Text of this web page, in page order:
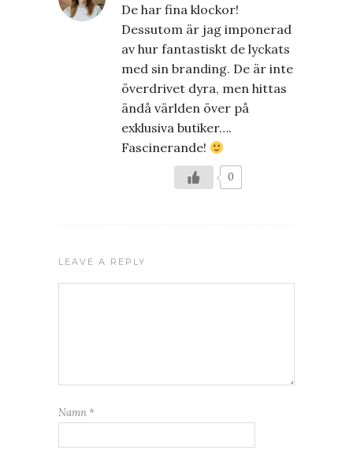
De har fina klockor!
Dessutom är jag imponerad
av hur fantastiskt de lyckats
med sin branding. De är inte
överdrivet dyra, men hittas
ändå världen över på
exklusiva butiker….
Fascinerande!
0
LEAVE A REPLY
Namn *